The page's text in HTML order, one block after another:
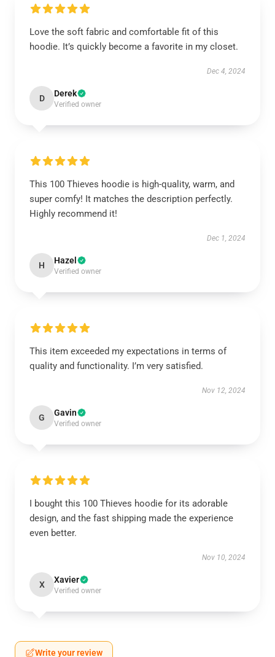
Love the soft fabric and comfortable fit of this
hoodie. It’s quickly become a favorite in my closet.
Dec 4, 2024
D Derek
Verified owner
This 100 Thieves hoodie is high-quality, warm, and
super comfy! It matches the description perfectly.
Highly recommend it!
Dec 1, 2024
H Hazel
Verified owner
This item exceeded my expectations in terms of
quality and functionality. I’m very satisfied.
Nov 12, 2024
G Gavin
Verified owner
I bought this 100 Thieves hoodie for its adorable
design, and the fast shipping made the experience
even better.
Nov 10, 2024
X Xavier
Verified owner
Write your review